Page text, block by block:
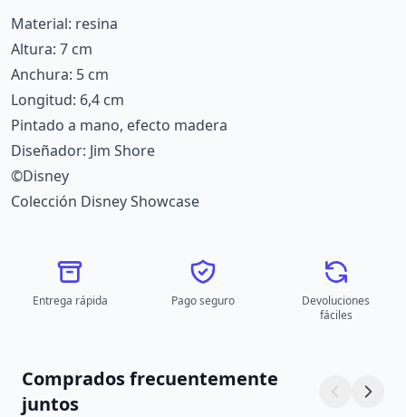
Material: resina
Altura: 7 cm
Anchura: 5 cm
Longitud: 6,4 cm
Pintado a mano, efecto madera
Diseñador: Jim Shore
©Disney
Colección Disney Showcase
Entrega rápida Pago seguro
Devoluciones
fáciles
Comprados frecuentemente
juntos